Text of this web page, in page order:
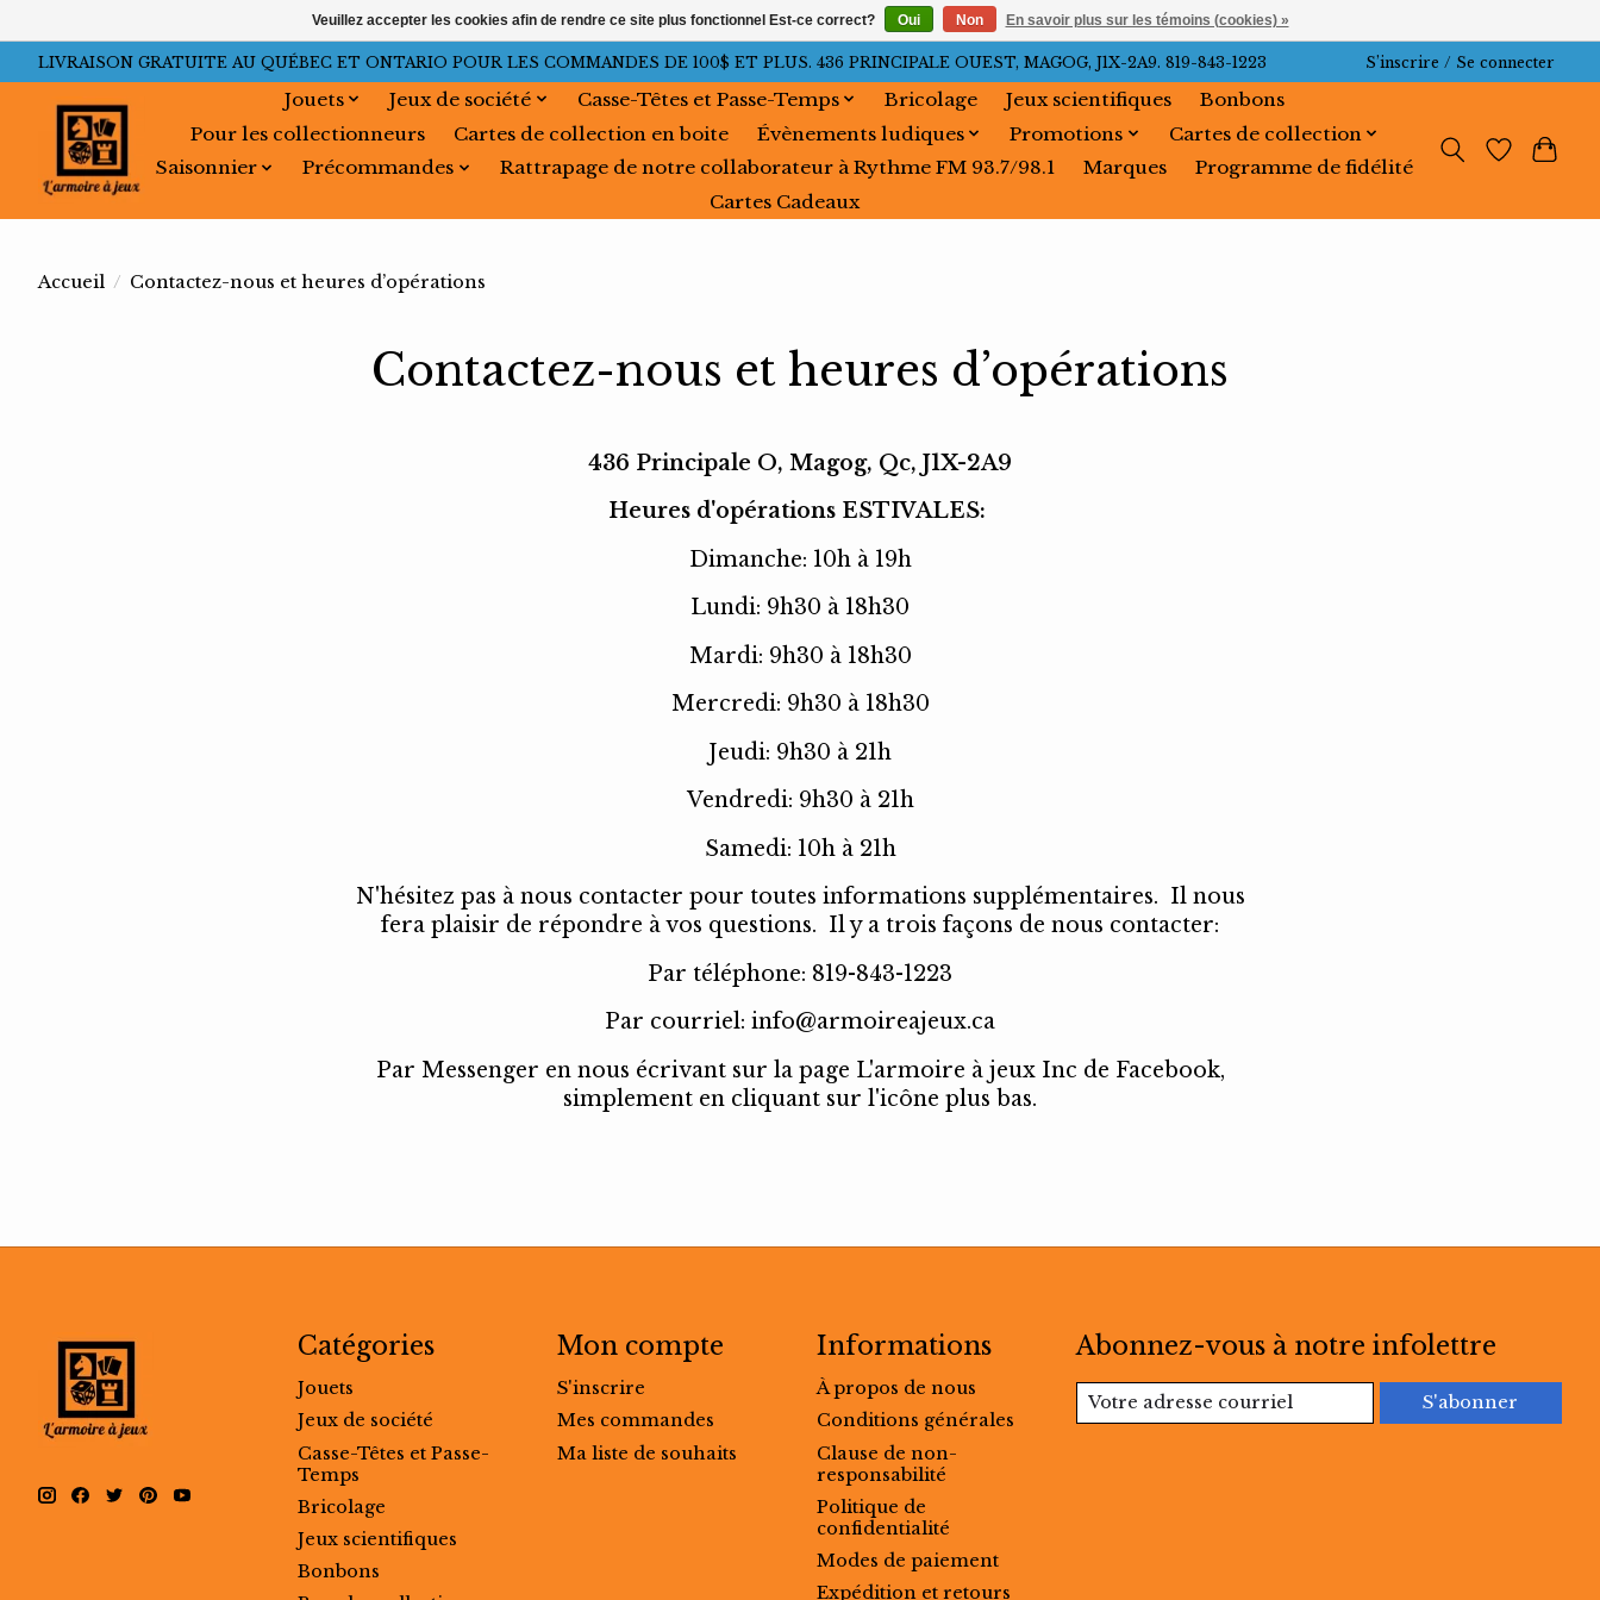
LIVRAISON GRATUITE AU QUÉBEC ET ONTARIO POUR LES COMMANDES DE 100$ ET PLUS. 436 PRINCIPALE OUEST, MAGOG, J1X-2A9. 819-843-1223 S’inscrire / Se connecter
Jouets Jeux de société Casse-Têtes et Passe-Temps Bricolage Jeux scientifiques
Bonbons
Pour les collectionneurs
Cartes de collection en boite Évènements ludiques Promotions
Cartes de collection
Saisonnier
Précommandes Rattrapage de notre collaborateur à Rythme FM 93.7/98.1 Marques
Programme de fidélité
Cartes Cadeaux
Accueil / Contactez-nous et heures d’opérations
Contactez-nous et heures d’opérations
436 Principale O, Magog, Qc, J1X-2A9
Heures d'opérations ESTIVALES:
Dimanche: 10h à 19h
Lundi: 9h30 à 18h30
Mardi: 9h30 à 18h30
Mercredi: 9h30 à 18h30
Jeudi: 9h30 à 21h
Vendredi: 9h30 à 21h
Samedi: 10h à 21h
N'hésitez pas à nous contacter pour toutes informations supplémentaires. Il nous
fera plaisir de répondre à vos questions. Il y a trois façons de nous contacter:
Par téléphone: 819-843-1223
Par courriel: info@armoireajeux.ca
Par Messenger en nous écrivant sur la page L'armoire à jeux Inc de Facebook,
simplement en cliquant sur l'icône plus bas.
Catégories
Jouets
Jeux de société
Casse-Têtes et Passe-
Temps
Bricolage
Jeux scientifiques
Bonbons
Mon compte
S'inscrire
Mes commandes
Ma liste de souhaits
Informations
À propos de nous
Conditions générales
Clause de non-
responsabilité
Politique de
confidentialité
Modes de paiement
Expédition et retours
Abonnez-vous à notre infolettre
S'abonner
Veuillez accepter les cookies afin de rendre ce site plus fonctionnel Est-ce correct? Oui Non En savoir plus sur les témoins (cookies) »